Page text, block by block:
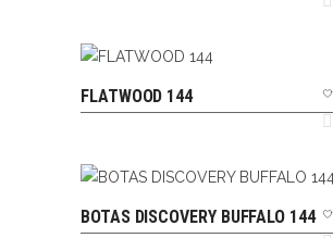
SELECCIONAR OPCIONES
FLATWOOD 144
SELECCIONAR OPCIONES
BOTAS DISCOVERY BUFFALO 144